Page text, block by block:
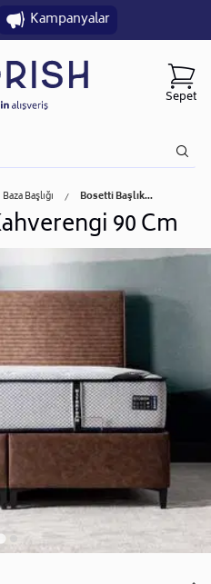
Kampanyalar
Sepet
Baza Başlığı Bosetti Başlık...
90 Cm